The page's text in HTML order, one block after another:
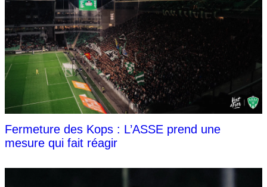
Fermeture des Kops : L’ASSE prend une
mesure qui fait réagir